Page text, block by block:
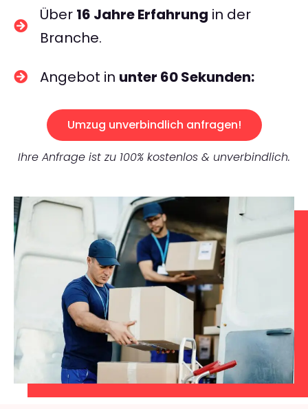
Über 16 Jahre Erfahrung in der
Branche.
Angebot in unter 60 Sekunden:
Umzug unverbindlich anfragen!
Ihre Anfrage ist zu 100% kostenlos & unverbindlich.